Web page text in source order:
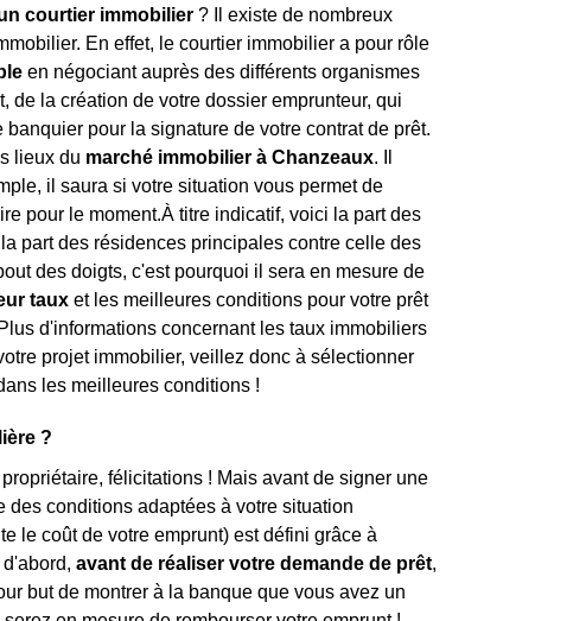
courtier immobilier ? Il existe de nombreux
En effet, le courtier immobilier a pour rôle
en négociant auprès des différents organismes
de la création de votre dossier emprunteur, qui
pour la signature de votre contrat de prêt.
lieux du marché immobilier à Chanzeaux. Il
il saura si votre situation vous permet de
pour le moment.À titre indicatif, voici la part des
part des résidences principales contre celle des
des doigts, c'est pourquoi il sera en mesure de
taux et les meilleures conditions pour votre prêt
d'informations concernant les taux immobiliers
projet immobilier, veillez donc à sélectionner
les meilleures conditions !
?
félicitations ! Mais avant de signer une
des conditions adaptées à votre situation
le coût de votre emprunt) est défini grâce à
avant de réaliser votre demande de prêt,
but de montrer à la banque que vous avez un